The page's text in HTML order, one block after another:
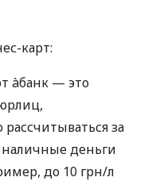
карт:
àбанк — это
за
деньги
до 10 грн/л